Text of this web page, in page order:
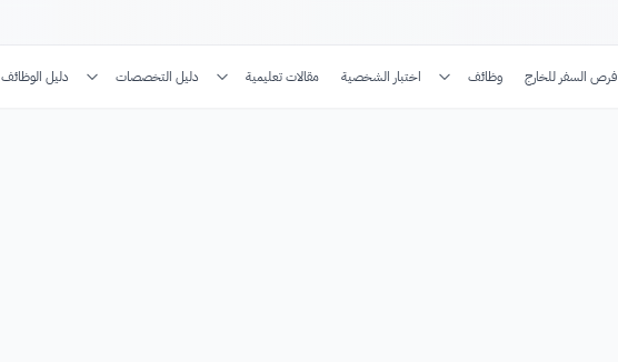
فرص السفر للخارج وظائف اختبار الشخصية مقالات تعليمية دليل التخصصات دليل الوظائف